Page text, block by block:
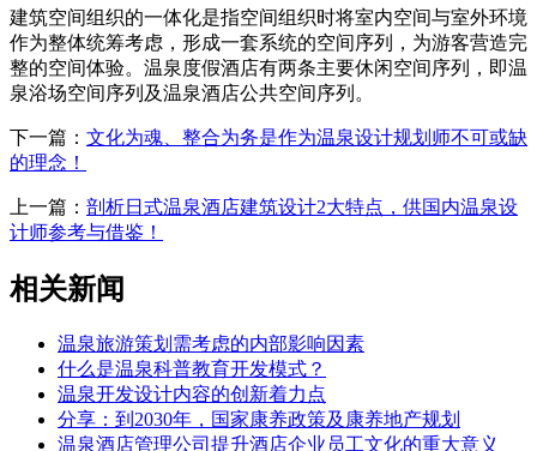
建筑空间组织的一体化是指空间组织时将室内空间与室外环境
作为整体统筹考虑，形成一套系统的空间序列，为游客营造完
整的空间体验。温泉度假酒店有两条主要休闲空间序列，即温
泉浴场空间序列及温泉酒店公共空间序列。
下一篇： 文化为魂、整合为务是作为温泉设计规划师不可或缺
的理念！
上一篇： 剖析日式温泉酒店建筑设计2大特点，供国内温泉设
计师参考与借鉴！
相关新闻
温泉旅游策划需考虑的内部影响因素
什么是温泉科普教育开发模式？
温泉开发设计内容的创新着力点
分享：到2030年，国家康养政策及康养地产规划
温泉酒店管理公司提升酒店企业员工文化的重大意义